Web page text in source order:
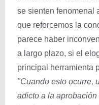
se sienten fenomenal
que reforcemos la
parece haber
a largo plazo, si el
principal herramienta
"Cuando esto ocurre,
adicto a la